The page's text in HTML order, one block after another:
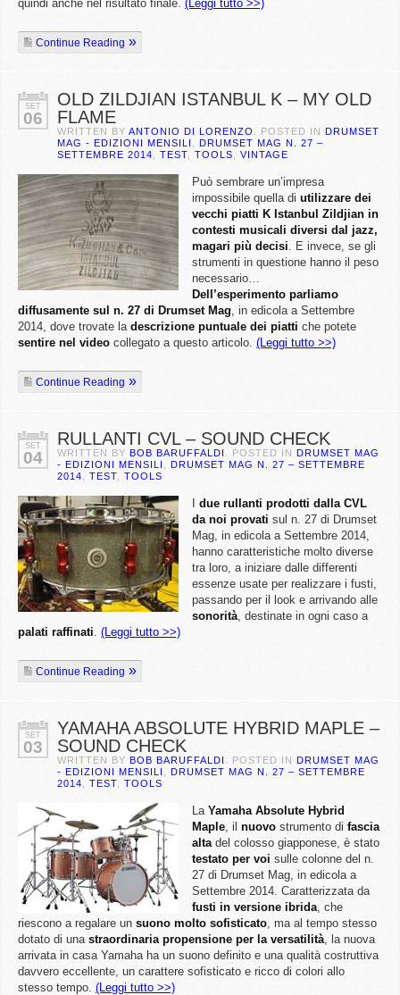
quindi anche nel risultato finale. (Leggi tutto >>)
Continue Reading
SET
06
OLD ZILDJIAN ISTANBUL K – MY OLD
FLAME
WRITTEN BY ANTONIO DI LORENZO . POSTED IN DRUMSET
MAG - EDIZIONI MENSILI
DRUMSET MAG N. 27 –
SETTEMBRE 2014
TEST TOOLS VINTAGE
Può sembrare un’impresa
impossibile quella di utilizzare dei
vecchi piatti K Istanbul Zildjian in
contesti musicali diversi dal jazz,
magari più decisi. E invece, se gli
strumenti in questione hanno il peso
necessario…
Dell’esperimento parliamo
diffusamente sul n. 27 di Drumset Mag, in edicola a Settembre
2014, dove trovate la descrizione puntuale dei piatti che potete
sentire nel video collegato a questo articolo. (Leggi tutto >>)
Continue Reading
SET
04
RULLANTI CVL – SOUND CHECK
WRITTEN BY BOB BARUFFALDI . POSTED IN DRUMSET MAG
- EDIZIONI MENSILI
DRUMSET MAG N. 27 – SETTEMBRE
2014
TEST TOOLS
due rullanti prodotti dalla CVL
da noi provati sul n. 27 di Drumset
Mag, in edicola a Settembre 2014,
hanno caratteristiche molto diverse
tra loro, a iniziare dalle differenti
essenze usate per realizzare i fusti,
passando per il look e arrivando alle
sonorità, destinate in ogni caso a
palati raffinati. (Leggi tutto >>)
Continue Reading
SET
03
YAMAHA ABSOLUTE HYBRID MAPLE –
SOUND CHECK
WRITTEN BY BOB BARUFFALDI . POSTED IN DRUMSET MAG
- EDIZIONI MENSILI
DRUMSET MAG N. 27 – SETTEMBRE
2014
TEST TOOLS
La Yamaha Absolute Hybrid
Maple, il nuovo strumento di fascia
altadel colosso giapponese, è stato
testato per voi sulle colonne del n.
27 di Drumset Mag, in edicola a
Settembre 2014. Caratterizzata da
fusti in versione ibrida, che
riescono a regalare un suono molto sofisticato, ma al tempo stesso
dotato di una straordinaria propensione per la versatilità, la nuova
arrivata in casa Yamaha ha un suono definito e una qualità costruttiva
davvero eccellente, un carattere sofisticato e ricco di colori allo
stesso tempo. (Leggi tutto >>)